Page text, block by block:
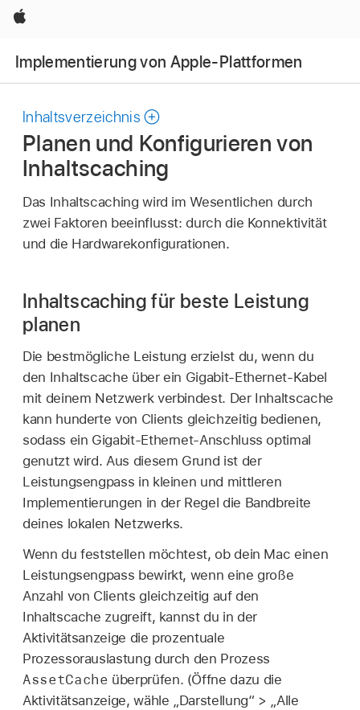
Apple
Implementierung von Apple-Plattformen
Inhaltsverzeichnis
Planen und Konfigurieren von
Inhaltscaching
Das Inhaltscaching wird im Wesentlichen durch
zwei Faktoren beeinflusst: durch die Konnektivität
und die Hardwarekonfigurationen.
Inhaltscaching für beste Leistung
planen
Die bestmögliche Leistung erzielst du, wenn du
den Inhaltscache über ein Gigabit-Ethernet-Kabel
mit deinem Netzwerk verbindest. Der Inhaltscache
kann hunderte von Clients gleichzeitig bedienen,
sodass ein Gigabit-Ethernet-Anschluss optimal
genutzt wird. Aus diesem Grund ist der
Leistungsengpass in kleinen und mittleren
Implementierungen in der Regel die Bandbreite
deines lokalen Netzwerks.
Wenn du feststellen möchtest, ob dein Mac einen
Leistungsengpass bewirkt, wenn eine große
Anzahl von Clients gleichzeitig auf den
Inhaltscache zugreift, kannst du in der
Aktivitätsanzeige die prozentuale
Prozessorauslastung durch den Prozess
AssetCache überprüfen. (Öffne dazu die
Aktivitätsanzeige, wähle „Darstellung“ > „Alle